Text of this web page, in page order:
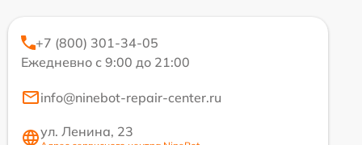
+7 (800) 301-34-05
Ежедневно с 9:00 до 21:00
info@ninebot-repair-center.ru
ул. Ленина, 23